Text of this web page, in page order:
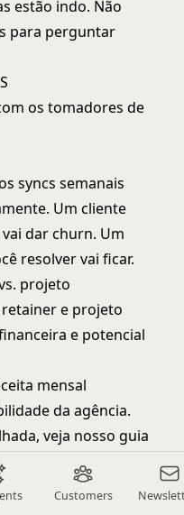
Customers
estão indo. Não
para perguntar
os tomadores de
syncs semanais
Um cliente
dar churn. Um
resolver vai ficar.
projeto
e projeto
e potencial
mensal
da agência.
veja nosso guia
vs. projeto
planejamento e